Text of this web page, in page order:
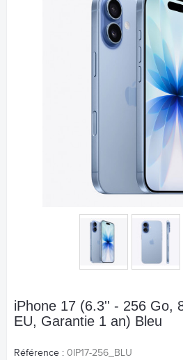
iPhone 17 (6.3'' - 256 Go,
EU, Garantie 1 an) Bleu
Référence : 0IP17-256_BLU